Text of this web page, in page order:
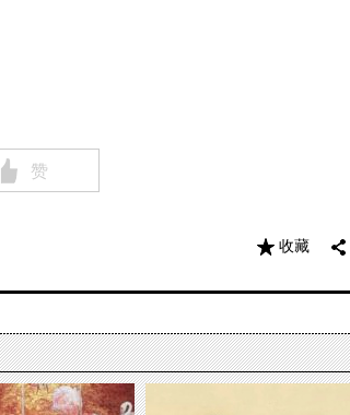
赞
收藏